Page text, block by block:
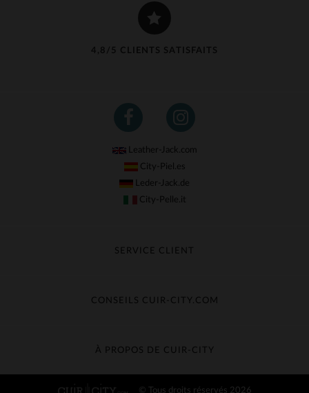
4,8/5 CLIENTS SATISFAITS
Leather-Jack.com
City-Piel.es
Leder-Jack.de
City-Pelle.it
SERVICE CLIENT
Échange & Remboursement
Contacter le service client
CONSEILS CUIR-CITY.COM
Guide des matières
À PROPOS DE CUIR-CITY
© Tous droits réservés 2026